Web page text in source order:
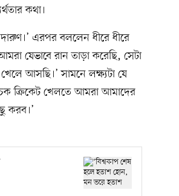
কথা।
এরপর বললেন ধীরে ধীরে
যেভাবে রান তাড়া করেছি, সেটা
আসছি।’ সামনে লক্ষ্যটা যে
ক্রিকেট খেলতে আমরা আমাদের
করব।’